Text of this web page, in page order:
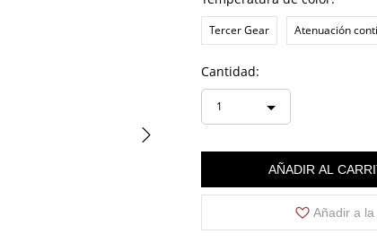
Tercer Gear Atenuación
Cantidad:
1
AÑADIR AL
Añadir a